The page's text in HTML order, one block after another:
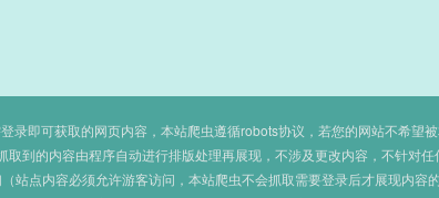
录即可获取的网页内容，本站爬虫遵循robots协议，若您的网站不希望
取到的内容由程序自动进行排版处理再展现，不涉及更改内容，不针对任
站点内容必须允许游客访问，本站爬虫不会抓取需要登录后才展现内容